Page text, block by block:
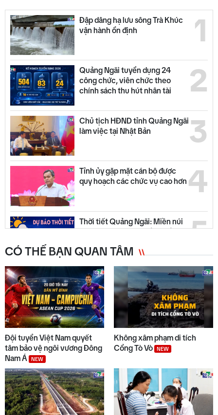
1
Đập dâng hạ lưu sông Trà Khúc
vận hành ổn định
2
Quảng Ngãi tuyển dụng 24
công chức, viên chức theo
chính sách thu hút nhân tài
3
Chủ tịch HĐND tỉnh Quảng Ngãi
làm việc tại Nhật Bản
4
Tỉnh ủy gặp mặt cán bộ được
quy hoạch các chức vụ cao hơn
5
Thời tiết Quảng Ngãi: Miền núi
có mưa dông, đồng bằng nắng
6
Quyết liệt tháo gỡ các dự án tồn
đọng, kéo dài
7
Trường biên giới sẵn sàng đón
năm học mới
8
Chuyển động duyên hải tối 05/8
CÓ THỂ BẠN QUAN TÂM
Đội tuyển Việt Nam quyết
tâm bảo vệ ngôi vương Đông
Nam Á
NEW
Không xâm phạm di tích
Cổng Tò Vò
NEW